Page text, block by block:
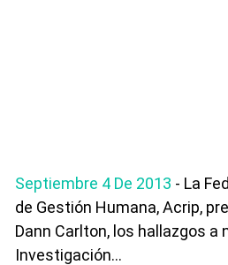
Septiembre 4 De 2013 - La
de Gestión Humana, Acrip,
Dann Carlton, los hallazgos a
Investigación...